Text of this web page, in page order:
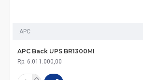
APC
APC Back UPS BR1300MI
Rp. 6.011.000,00